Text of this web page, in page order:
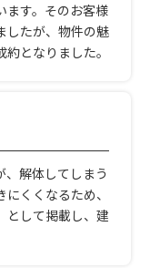
ます。そのお客様
したが、物件の魅
となりました。
解体してしまう
くくなるため、
として掲載し、建